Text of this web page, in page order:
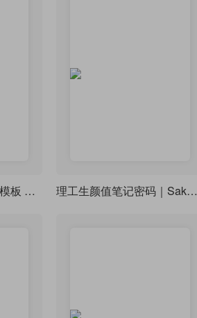
颜值拉满 LaTeX 笔记模板 modernclassnotes，7 种主题随心切换 理工生颜值笔记密码｜Sakura Notes 双模式 LaTeX 模板